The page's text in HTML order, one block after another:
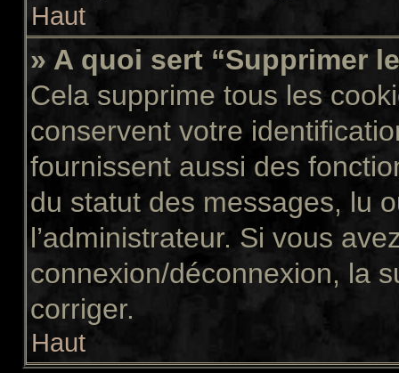
Haut
» A quoi sert “Supprimer
Cela supprime tous les
conservent votre
fournissent aussi des
du statut des messages, lu
l’administrateur. Si vous
connexion/déconnexion, la
corriger.
Haut